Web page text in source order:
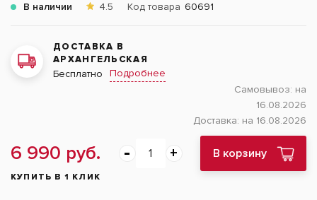
В наличии 4.5 Код товара 60691
ДОСТАВКА В
АРХАНГЕЛЬСКАЯ
Бесплатно
Подробнее
Самовывоз: на
16.08.2026
Доставка: на 16.08.2026
6 990 руб. В корзину
КУПИТЬ В 1 КЛИК